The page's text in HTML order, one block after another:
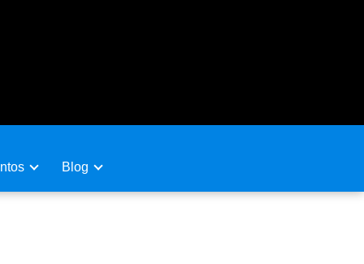
Blog